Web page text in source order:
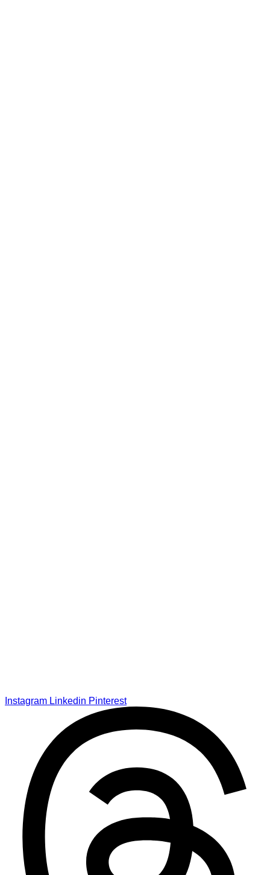
Instagram Linkedin Pinterest